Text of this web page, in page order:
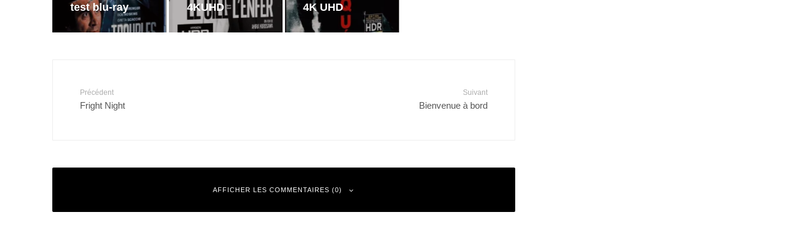
test blu-ray
4KUHD
4K UHD
Précédent
Fright Night
Suivant
Bienvenue à bord
AFFICHER LES COMMENTAIRES (0)